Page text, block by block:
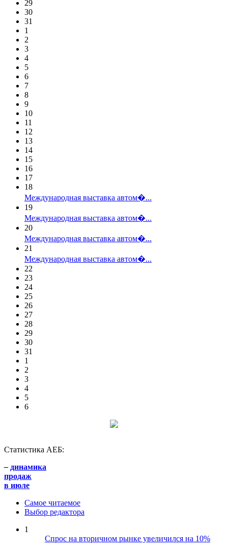
29
30
31
1
2
3
4
5
6
7
8
9
10
11
12
13
14
15
16
17
18
Международная выставка автом�...
19
Международная выставка автом�...
20
Международная выставка автом�...
21
Международная выставка автом�...
22
23
24
25
26
27
28
29
30
31
1
2
3
4
5
6
Статистика АЕБ:
– динамика
продаж
в июле
Самое читаемое
Выбор редактора
1
Спрос на вторичном рынке увеличился на 10%